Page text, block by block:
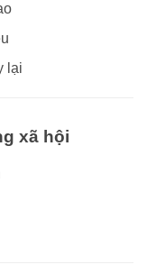
lại
xã hội